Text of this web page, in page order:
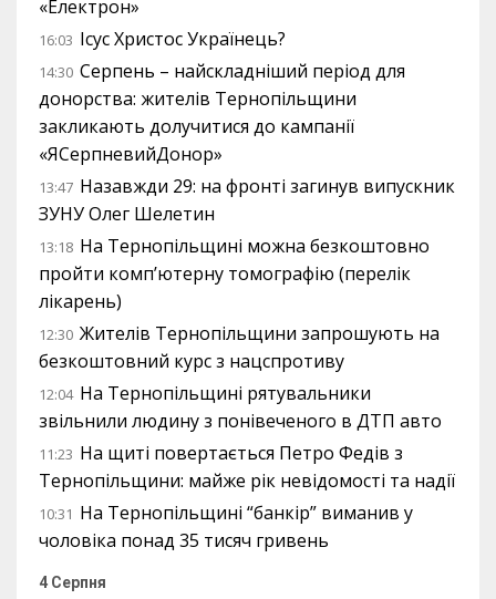
«Електрон»
16:03 Ісус Христос Українець?
14:30 Серпень – найскладніший період для
донорства: жителів Тернопільщини
закликають долучитися до кампанії
«ЯСерпневийДонор»
13:47 Назавжди 29: на фронті загинув випускник
ЗУНУ Олег Шелетин
13:18 На Тернопільщині можна безкоштовно
пройти комп’ютерну томографію (перелік
лікарень)
12:30 Жителів Тернопільщини запрошують на
безкоштовний курс з нацспротиву
12:04 На Тернопільщині рятувальники
звільнили людину з понівеченого в ДТП авто
11:23 На щиті повертається Петро Федів з
Тернопільщини: майже рік невідомості та надії
10:31 На Тернопільщині “банкір” виманив у
чоловіка понад 35 тисяч гривень
4 Серпня